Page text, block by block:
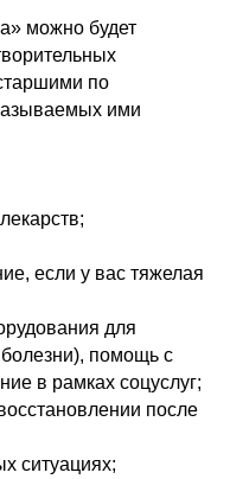
можно будет
по
ими
если у вас тяжелая
для
помощь с
в рамках соцуслуг;
после
ситуациях;